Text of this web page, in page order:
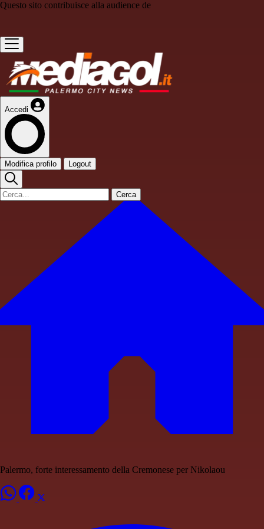
Questo sito contribuisce alla audience de
Accedi
Modifica profilo Logout
Cerca
Palermo, forte interessamento della Cremonese per Nikolaou